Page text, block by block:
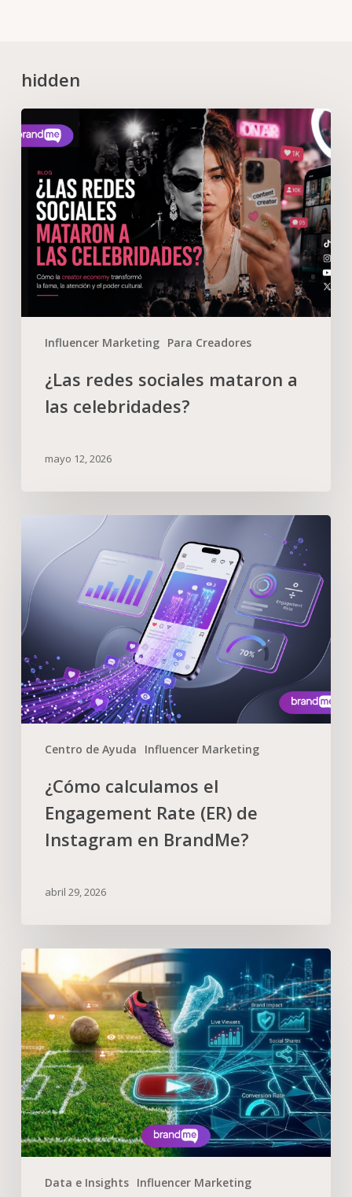
hidden
Influencer Marketing Para Creadores
¿Las redes sociales mataron a
las celebridades?
mayo 12, 2026
Centro de Ayuda Influencer Marketing
¿Cómo calculamos el
Engagement Rate (ER) de
Instagram en BrandMe?
abril 29, 2026
Data e Insights Influencer Marketing